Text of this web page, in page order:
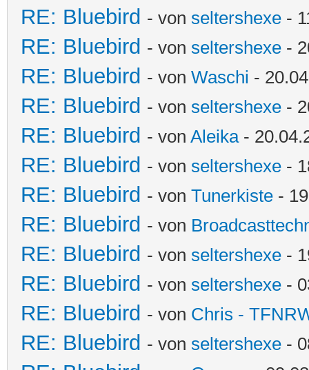
RE: Bluebird - von seltershexe -
RE: Bluebird - von seltershexe -
RE: Bluebird - von Waschi -
RE: Bluebird - von seltershexe -
RE: Bluebird - von Aleika-
RE: Bluebird - von seltershexe -
RE: Bluebird - von Tunerkiste -
RE: Bluebird - von
RE: Bluebird - von seltershexe -
RE: Bluebird - von seltershexe -
RE: Bluebird - von Chris -
RE: Bluebird - von seltershexe -